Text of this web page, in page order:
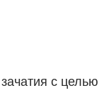
с целью